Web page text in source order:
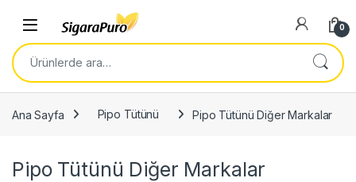
Open 0
Ara:
Ana Sayfa Pipo Tütünü Pipo Tütünü Diğer Markalar
Pipo Tütünü Diğer Markalar